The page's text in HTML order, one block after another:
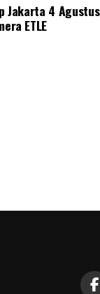
Jakarta 4
ETLE